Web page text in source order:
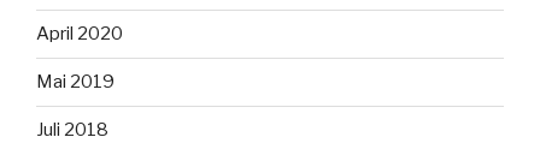
April 2020
Mai 2019
Juli 2018